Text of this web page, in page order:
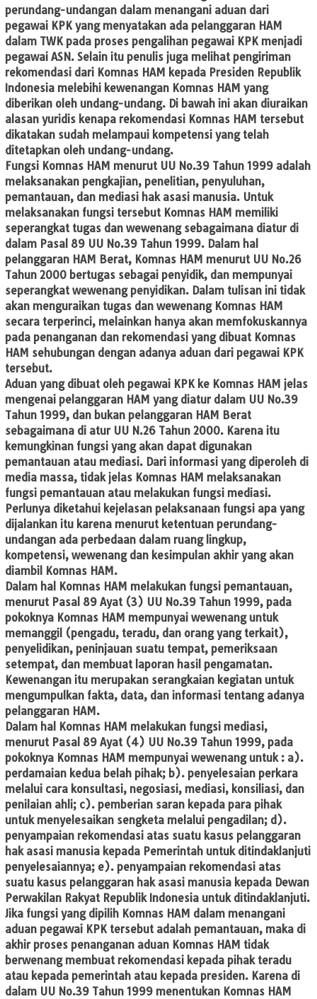
perundang-undangan dalam menangani aduan dari
pegawai KPK yang menyatakan ada pelanggaran HAM
dalam TWK pada proses pengalihan pegawai KPK menjadi
pegawai ASN. Selain itu penulis juga melihat pengiriman
rekomendasi dari Komnas HAM kepada Presiden Republik
Indonesia melebihi kewenangan Komnas HAM yang
diberikan oleh undang-undang. Di bawah ini akan diuraikan
alasan yuridis kenapa rekomendasi Komnas HAM tersebut
dikatakan sudah melampaui kompetensi yang telah
ditetapkan oleh undang-undang.
Fungsi Komnas HAM menurut UU No.39 Tahun 1999 adalah
melaksanakan pengkajian, penelitian, penyuluhan,
pemantauan, dan mediasi hak asasi manusia. Untuk
melaksanakan fungsi tersebut Komnas HAM memiliki
seperangkat tugas dan wewenang sebagaimana diatur di
dalam Pasal 89 UU No.39 Tahun 1999. Dalam hal
pelanggaran HAM Berat, Komnas HAM menurut UU No.26
Tahun 2000 bertugas sebagai penyidik, dan mempunyai
seperangkat wewenang penyidikan. Dalam tulisan ini tidak
akan menguraikan tugas dan wewenang Komnas HAM
secara terperinci, melainkan hanya akan memfokuskannya
pada penanganan dan rekomendasi yang dibuat Komnas
HAM sehubungan dengan adanya aduan dari pegawai KPK
tersebut.
Aduan yang dibuat oleh pegawai KPK ke Komnas HAM jelas
mengenai pelanggaran HAM yang diatur dalam UU No.39
Tahun 1999, dan bukan pelanggaran HAM Berat
sebagaimana di atur UU N.26 Tahun 2000. Karena itu
kemungkinan fungsi yang akan dapat digunakan
pemantauan atau mediasi. Dari informasi yang diperoleh di
media massa, tidak jelas Komnas HAM melaksanakan
fungsi pemantauan atau melakukan fungsi mediasi.
Perlunya diketahui kejelasan pelaksanaan fungsi apa yang
dijalankan itu karena menurut ketentuan perundang-
undangan ada perbedaan dalam ruang lingkup,
kompetensi, wewenang dan kesimpulan akhir yang akan
diambil Komnas HAM.
Dalam hal Komnas HAM melakukan fungsi pemantauan,
menurut Pasal 89 Ayat (3) UU No.39 Tahun 1999, pada
pokoknya Komnas HAM mempunyai wewenang untuk
memanggil (pengadu, teradu, dan orang yang terkait),
penyelidikan, peninjauan suatu tempat, pemeriksaan
setempat, dan membuat laporan hasil pengamatan.
Kewenangan itu merupakan serangkaian kegiatan untuk
mengumpulkan fakta, data, dan informasi tentang adanya
pelanggaran HAM.
Dalam hal Komnas HAM melakukan fungsi mediasi,
menurut Pasal 89 Ayat (4) UU No.39 Tahun 1999, pada
pokoknya Komnas HAM mempunyai wewenang untuk : a).
perdamaian kedua belah pihak; b). penyelesaian perkara
melalui cara konsultasi, negosiasi, mediasi, konsiliasi, dan
penilaian ahli; c). pemberian saran kepada para pihak
untuk menyelesaikan sengketa melalui pengadilan; d).
penyampaian rekomendasi atas suatu kasus pelanggaran
hak asasi manusia kepada Pemerintah untuk ditindaklanjuti
penyelesaiannya; e). penyampaian rekomendasi atas
suatu kasus pelanggaran hak asasi manusia kepada Dewan
Perwakilan Rakyat Republik Indonesia untuk ditindaklanjuti.
Jika fungsi yang dipilih Komnas HAM dalam menangani
aduan pegawai KPK tersebut adalah pemantauan, maka di
akhir proses penanganan aduan Komnas HAM tidak
berwenang membuat rekomendasi kepada pihak teradu
atau kepada pemerintah atau kepada presiden. Karena di
dalam UU No.39 Tahun 1999 menentukan Komnas HAM